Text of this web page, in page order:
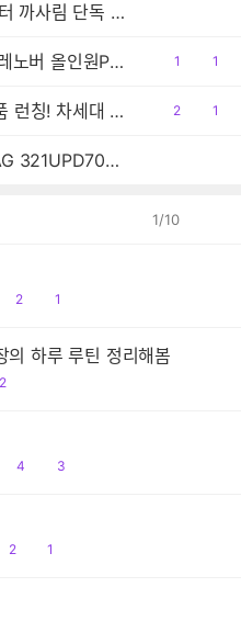
[마감임박] 위닉스 22L 인버터 까사림 단독 공구 오늘 자정 끝납니다
[G마켓] 월첫세일 마지막날 레노버 올인원PC 아이디어센터 27AKP10 F0JE000RKR 최종 91만원대!
공1
댓1
★ RAZER (7월 31일) 신제품 런칭! 차세대 Hall Effect 기술 적용한 '헌츠맨 V3 HE 마그네틱 텐키리스 8KHz, 미니 65% 8KHz' 출시
공
2
댓1
[11번가] (듀얼모드) MSI MAG 321UPD700 E14 듀얼모드 게이밍 4K IPS 144 무결점 모니터 (최종:442,410원)
1/10
공
2
댓1
하루 루틴 정리해봄
공
2
공
4
댓
3
공
2
댓1